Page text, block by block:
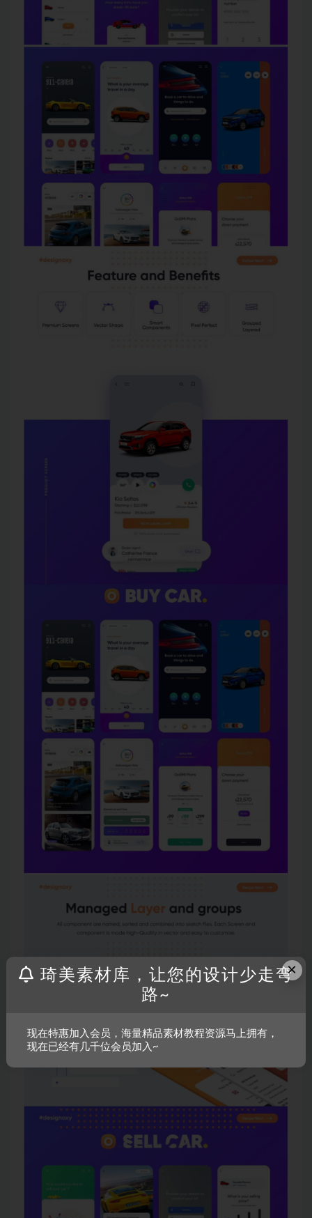
×
琦美素材库，让您的设计少走弯
路~
现在特惠加入会员，海量精品素材教程资源马上拥有，
现在已经有几千位会员加入~